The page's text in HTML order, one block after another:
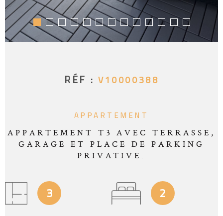
RÉF :V10000388
APPARTEMENT
APPARTEMENT T3 AVEC TERRASSE,
GARAGE ET PLACE DE PARKING
PRIVATIVE.
3 2